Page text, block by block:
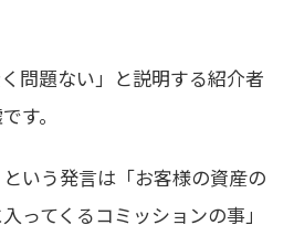
く問題ない」と説明する紹介者
す。
いう発言は「お客様の資産の
ってくるコミッションの事」